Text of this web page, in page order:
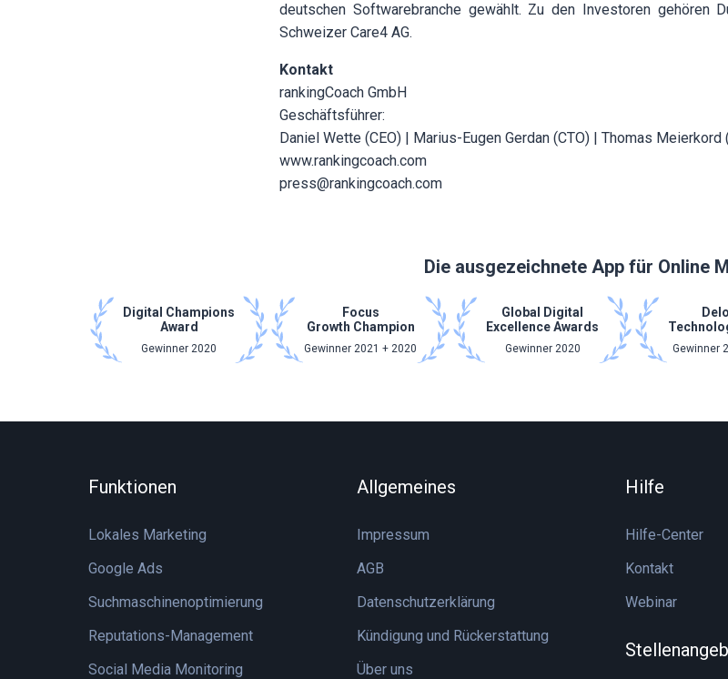
deutschen Softwarebranche gewählt. Zu den Investoren gehören
Schweizer Care4 AG.
Kontakt
rankingCoach GmbH
Geschäftsführer:
Daniel Wette (CEO) | Marius-Eugen Gerdan (CTO) | Thomas Meierkord
www.rankingcoach.com
press@rankingcoach.com
Die ausgezeichnete App für Online
Digital Champions
Award
Gewinner 2020
Focus
Growth Champion
Gewinner 2021 + 2020
Global Digital
Excellence Awards
Gewinner 2020 Gewinner
Funktionen
Lokales Marketing
Google Ads
Suchmaschinenoptimierung
Reputations-Management
Social Media Monitoring
Allgemeines
Impressum
AGB
Datenschutzerklärung
Kündigung und Rückerstattung
Über uns
Hilfe
Hilfe-Center
Kontakt
Webinar